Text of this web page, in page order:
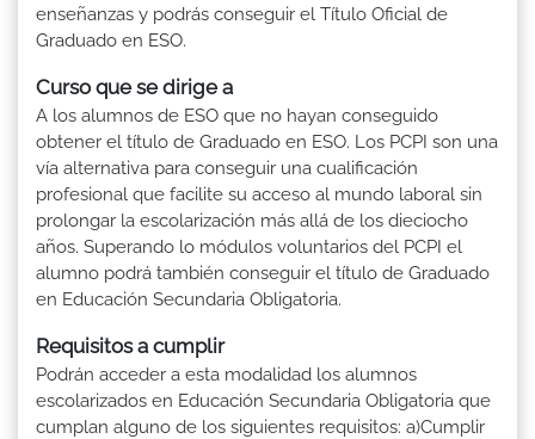
enseñanzas y podrás conseguir el Título Oficial de
Graduado en ESO.
Curso que se dirige a
A los alumnos de ESO que no hayan conseguido
obtener el título de Graduado en ESO. Los PCPI son una
vía alternativa para conseguir una cualificación
profesional que facilite su acceso al mundo laboral sin
prolongar la escolarización más allá de los dieciocho
años. Superando lo módulos voluntarios del PCPI el
alumno podrá también conseguir el título de Graduado
en Educación Secundaria Obligatoria.
Requisitos a cumplir
Podrán acceder a esta modalidad los alumnos
escolarizados en Educación Secundaria Obligatoria que
cumplan alguno de los siguientes requisitos: a)Cumplir